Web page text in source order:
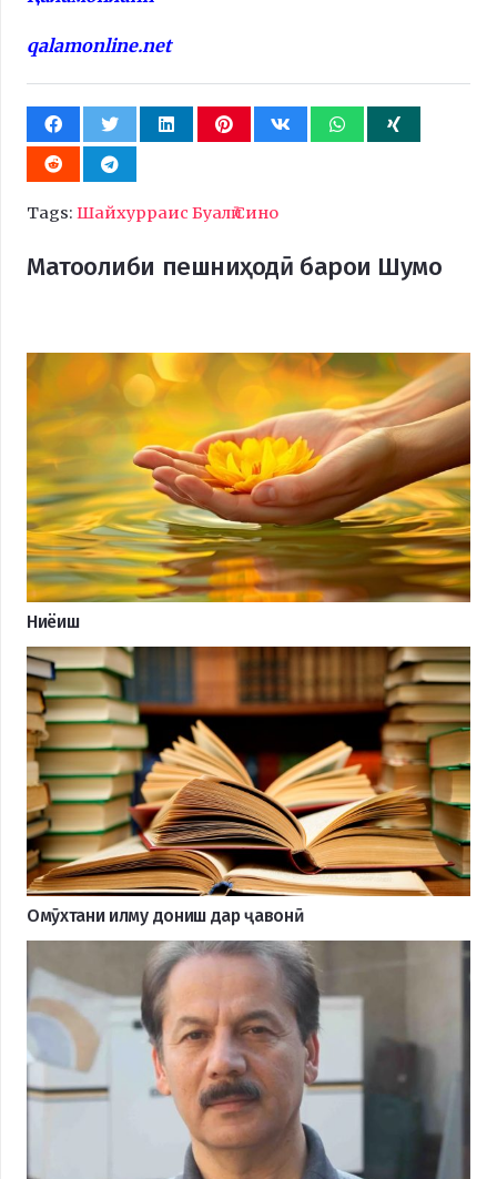
qalamonline.net
Tags: Шайхурраис Буалӣ Сино
Матоолиби пешниҳодӣ барои Шумо
Ниёиш
Омӯхтани илму дониш дар ҷавонӣ